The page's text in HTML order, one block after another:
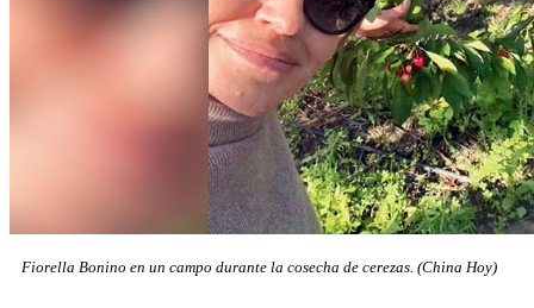
Fiorella Bonino en un campo durante la cosecha de cerezas. (China Hoy)